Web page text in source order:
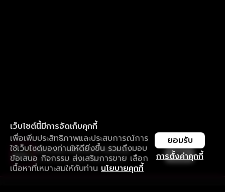
เว็บไซต์นี้มีการจัดเก็บคุกกี้
เพื่อเพิ่มประสิทธิภาพและประสบการณ์การ
ใช้เว็บไซต์ของท่านให้ดียิ่งขึ้น รวมถึงมอบ
ข้อเสนอ กิจกรรม ส่งเสริมการขาย เลือก
เนื้อหาที่เหมาะสมให้กับท่าน นโยบายคุกกี้
การตั้งค่าคุกกี้
ยอมรับ
ใช้งานแอป ลื่นไหลกว่า ไม่มีสะดุด
ดาวน์โหลดแอปเพื่อการรับชมที่ดีกว่า เปิด